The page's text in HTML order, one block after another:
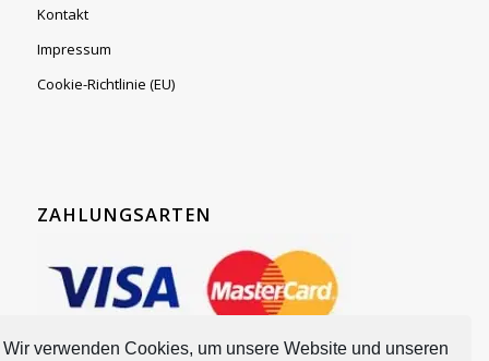
Wir verwenden Cookies, um unsere Website und unseren
Kontakt
Impressum
Cookie-Richtlinie (EU)
ZAHLUNGSARTEN